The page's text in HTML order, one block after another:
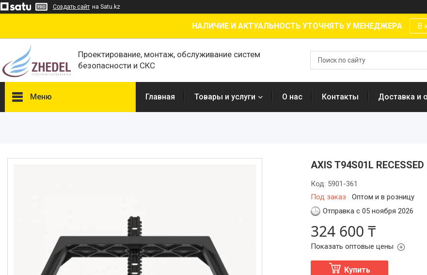
Создать сайт на Satu.kz
НАЛИЧИЕ И АКТУАЛЬНОСТЬ УТОЧНЯТЬ У МЕНЕДЖЕРА В
Проектирование, монтаж, обслуживание систем
безопасности и СКС
Меню Главная Товары и услуги О нас Контакты Доставка и
AXIS T94S01L
Под заказ Оптом и в розницу
Код: 5901-361
Отправка с 05 ноября 2026
324 600 ₸
Показать оптовые цены
Купить